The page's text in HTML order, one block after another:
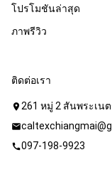
โปรโมชันล่าสุด
ภาพรีวิว
ติดต่อเรา
location_on 261 หมู่ 2 สันพระเน
mail
call097-198-9923